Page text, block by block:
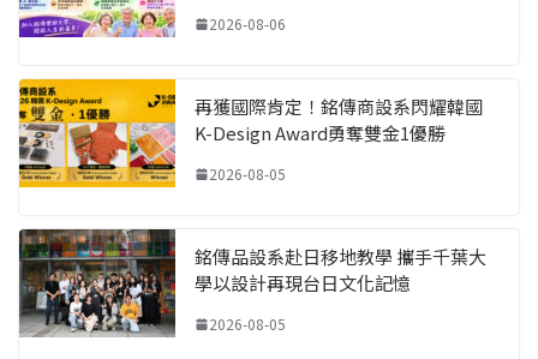
2026-08-06
再獲國際肯定！銘傳商設系閃耀韓國
K-Design Award勇奪雙金1優勝
2026-08-05
銘傳品設系赴日移地教學 攜手千葉大
學以設計再現台日文化記憶
2026-08-05